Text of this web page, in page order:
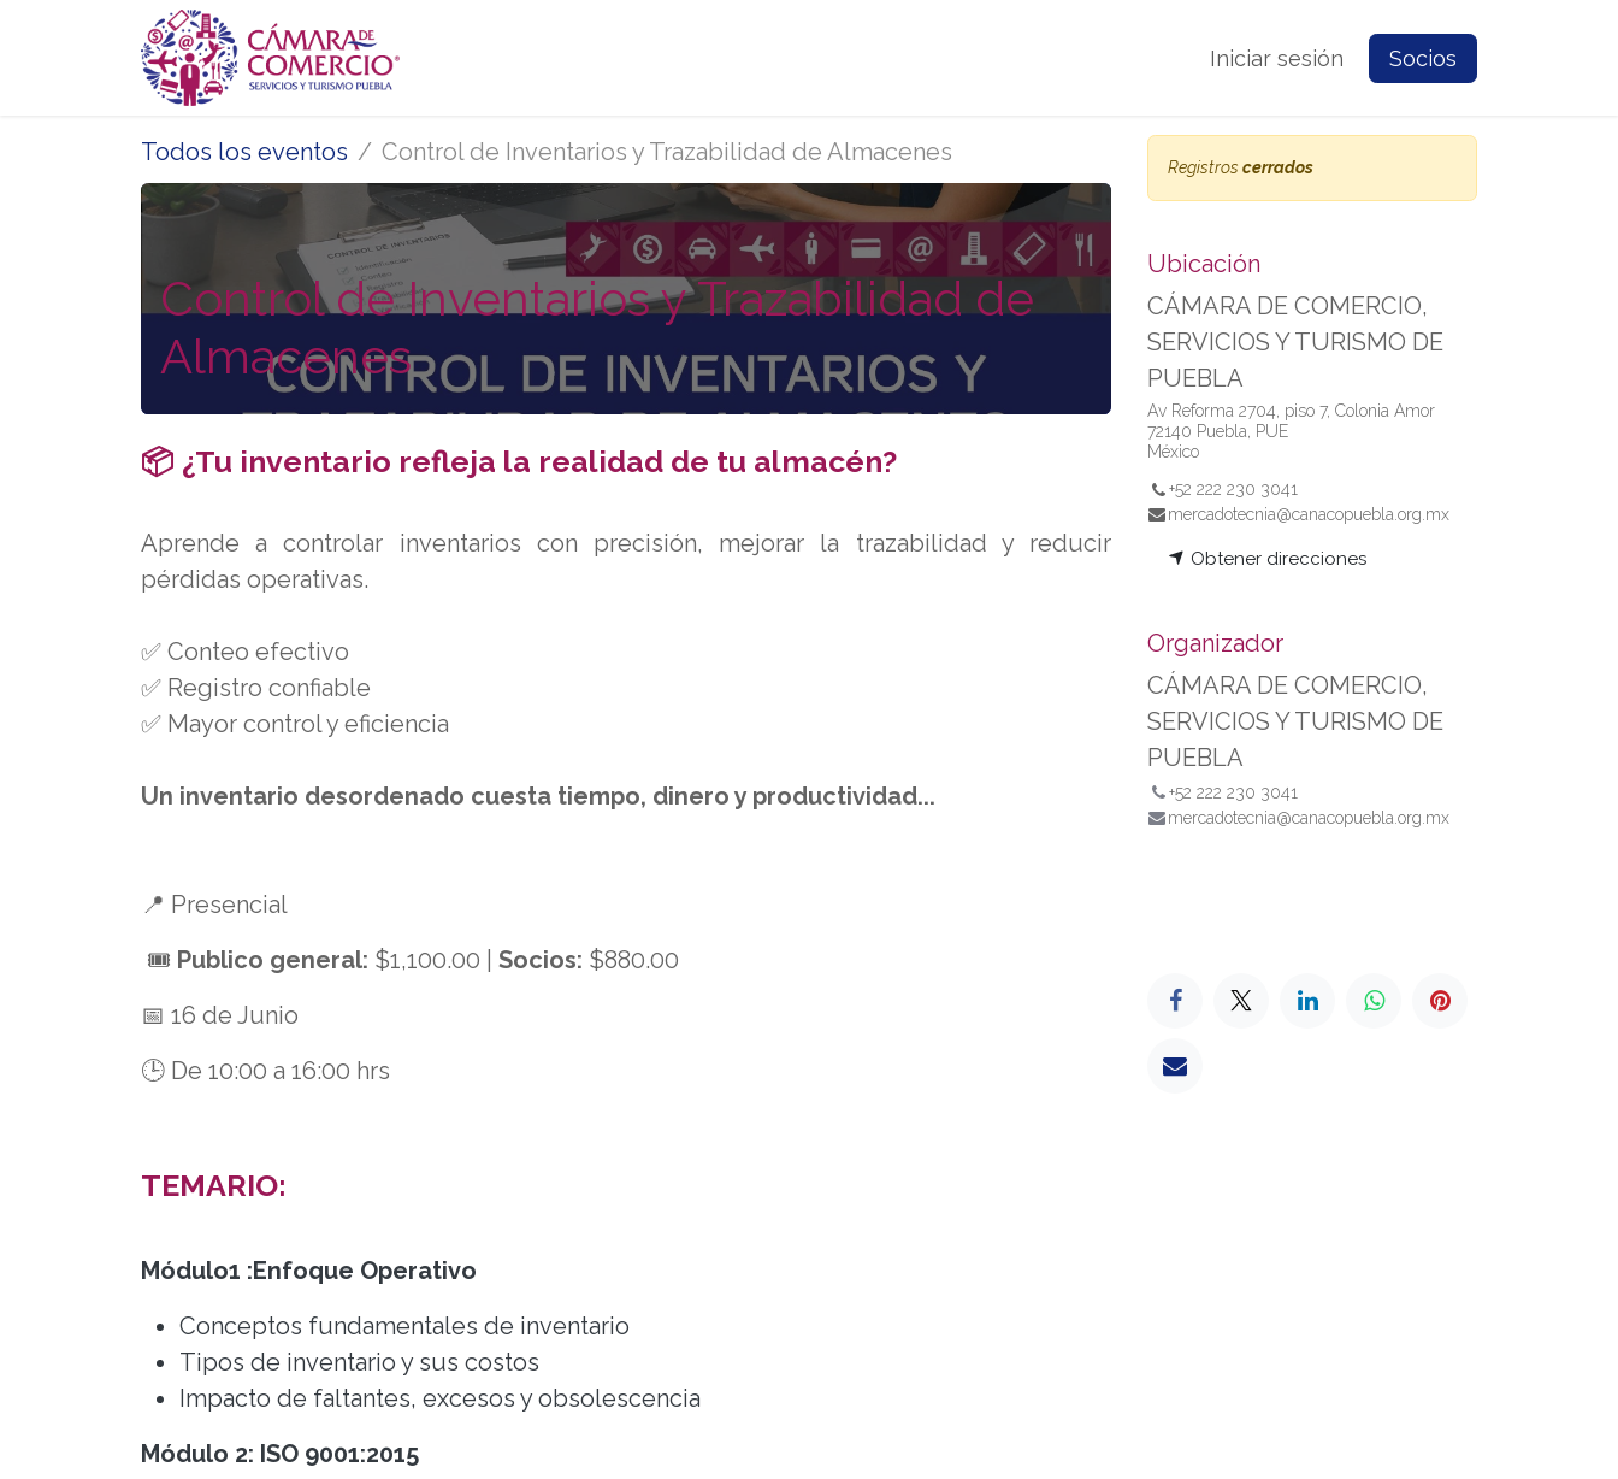
Contacto Prensa
Iniciar sesión Socios
Todos los eventos Control de Inventarios y Trazabilidad de Almacenes
Control de Inventarios y Trazabilidad de
Almacenes
📦 ¿Tu inventario refleja la realidad de tu almacén?
Aprende a controlar inventarios con precisión, mejorar la trazabilidad y reducir
pérdidas operativas.
✅ Conteo efectivo
✅ Registro confiable
✅ Mayor control y eficiencia
Un inventario desordenado cuesta tiempo, dinero y productividad...
📍 Presencial
🎟️ Publico general: $1,100.00 | Socios: $880.00
📅 16 de Junio
🕒 De 10:00 a 16:00 hrs
TEMARIO:
Módulo1 :Enfoque Operativo
Conceptos fundamentales de inventario
Tipos de inventario y sus costos
Impacto de faltantes, excesos y obsolescencia
Módulo 2: ISO 9001:2015
Registros cerrados
Ubicación
CÁMARA DE COMERCIO,
SERVICIOS Y TURISMO DE
PUEBLA
Av Reforma 2704, piso 7, Colonia Amor
72140 Puebla, PUE
México
+52 222 230 3041
mercadotecnia@canacopuebla.org.mx
Obtener direcciones
Organizador
CÁMARA DE COMERCIO,
SERVICIOS Y TURISMO DE
PUEBLA
+52 222 230 3041
mercadotecnia@canacopuebla.org.mx